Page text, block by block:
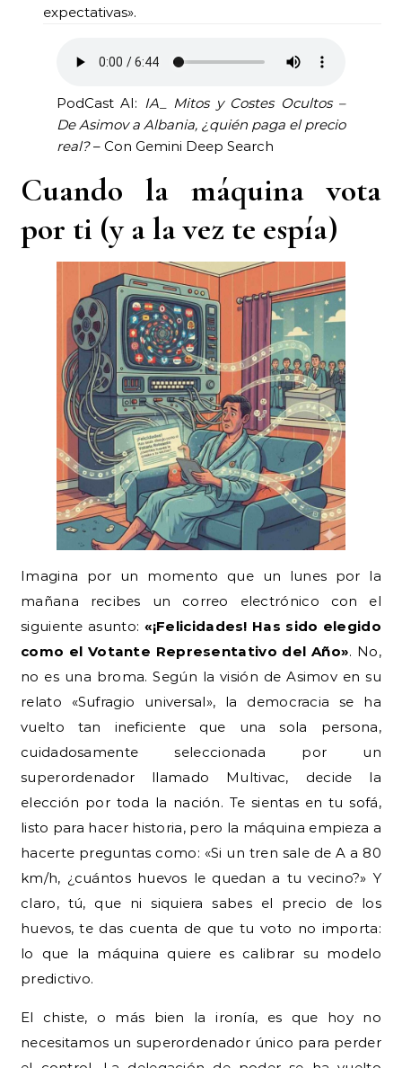
expectativas».
PodCast AI: IA_ Mitos y Costes Ocultos –
De Asimov a Albania, ¿quién paga el precio
real?– Con Gemini Deep Search
Cuando la máquina vota
por ti (y a la vez te espía)
Imagina por un momento que un lunes por la
mañana recibes un correo electrónico con el
siguiente asunto: «¡Felicidades! Has sido elegido
como el Votante Representativo del Año». No,
no es una broma. Según la visión de Asimov en su
relato «Sufragio universal», la democracia se ha
vuelto tan ineficiente que una sola persona,
cuidadosamente seleccionada por un
superordenador llamado Multivac, decide la
elección por toda la nación. Te sientas en tu sofá,
listo para hacer historia, pero la máquina empieza a
hacerte preguntas como: «Si un tren sale de A a 80
km/h, ¿cuántos huevos le quedan a tu vecino?» Y
claro, tú, que ni siquiera sabes el precio de los
huevos, te das cuenta de que tu voto no importa:
lo que la máquina quiere es calibrar su modelo
predictivo.
El chiste, o más bien la ironía, es que hoy no
necesitamos un superordenador único para perder